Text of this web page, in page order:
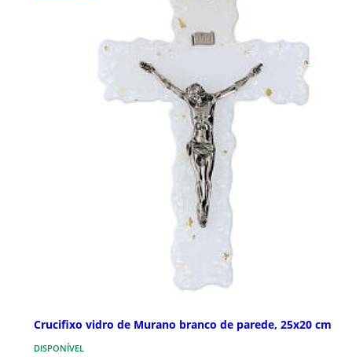
Crucifixo vidro de Murano branco de parede, 25x20 cm
DISPONÍVEL